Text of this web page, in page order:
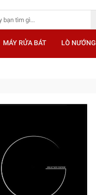
MÁY RỬA BÁT LÒ NƯỚNG